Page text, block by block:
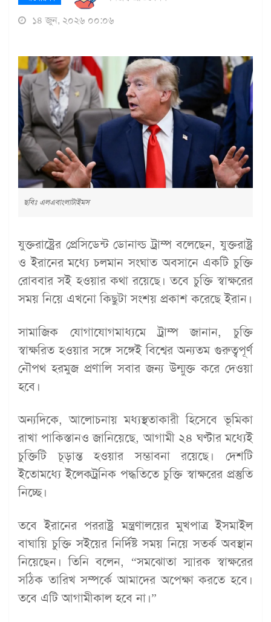
১৪ জুন, ২০২৬ ০০:০৬
ছবিঃ এলএবাংলাটাইমস
যুক্তরাষ্ট্রের প্রেসিডেন্ট ডোনাল্ড ট্রাম্প বলেছেন, যুক্তরাষ্ট্র
ও ইরানের মধ্যে চলমান সংঘাত অবসানে একটি চুক্তি
রোববার সই হওয়ার কথা রয়েছে। তবে চুক্তি স্বাক্ষরের
সময় নিয়ে এখনো কিছুটা সংশয় প্রকাশ করেছে ইরান।
সামাজিক যোগাযোগমাধ্যমে ট্রাম্প জানান, চুক্তি
স্বাক্ষরিত হওয়ার সঙ্গে সঙ্গেই বিশ্বের অন্যতম গুরুত্বপূর্ণ
নৌপথ হরমুজ প্রণালি সবার জন্য উন্মুক্ত করে দেওয়া
হবে।
অন্যদিকে, আলোচনায় মধ্যস্থতাকারী হিসেবে ভূমিকা
রাখা পাকিস্তানও জানিয়েছে, আগামী ২৪ ঘণ্টার মধ্যেই
চুক্তিটি চূড়ান্ত হওয়ার সম্ভাবনা রয়েছে। দেশটি
ইতোমধ্যে ইলেকট্রনিক পদ্ধতিতে চুক্তি স্বাক্ষরের প্রস্তুতি
নিচ্ছে।
তবে ইরানের পররাষ্ট্র মন্ত্রণালয়ের মুখপাত্র ইসমাইল
বাঘায়ি চুক্তি সইয়ের নির্দিষ্ট সময় নিয়ে সতর্ক অবস্থান
নিয়েছেন। তিনি বলেন, “সমঝোতা স্মারক স্বাক্ষরের
সঠিক তারিখ সম্পর্কে আমাদের অপেক্ষা করতে হবে।
তবে এটি আগামীকাল হবে না।”